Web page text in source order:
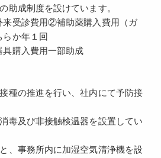
助成制度を設けています。
診費用②補助薬購入費用（ガ
か年１回
購入費用一部助成
種の推進を行い、社内にて予防接
毒及び非接触検温器を設置してい
、事務所内に加湿空気清浄機を設